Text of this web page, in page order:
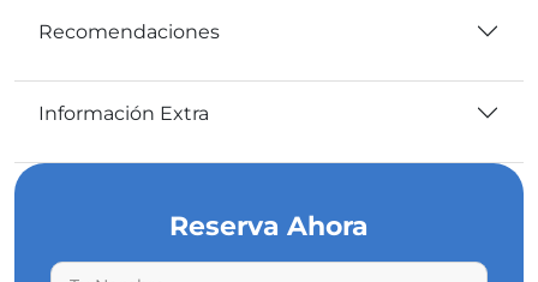
Recomendaciones
Información Extra
Reserva Ahora